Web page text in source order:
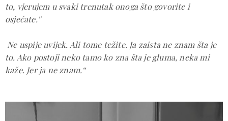
to, vjerujem u svaki trenutak onoga što govorite i
osjećate.''
Ne uspije uvijek. Ali tome težite. Ja zaista ne znam šta je
to. Ako postoji neko tamo ko zna šta je gluma, neka mi
kaže. Jer ja ne znam.“